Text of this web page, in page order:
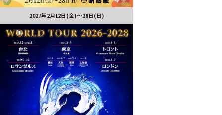
2027年2月12日(金)～28日(日)